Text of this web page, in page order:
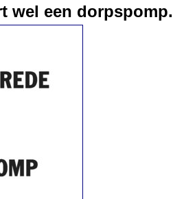
wel een dorpspomp.